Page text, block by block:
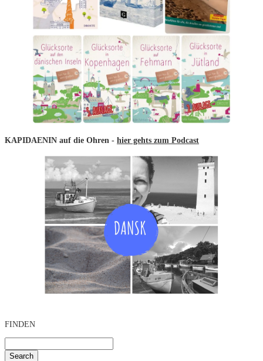
KAPIDAENIN auf die Ohren - hier gehts zum Podcast
FINDEN
Search